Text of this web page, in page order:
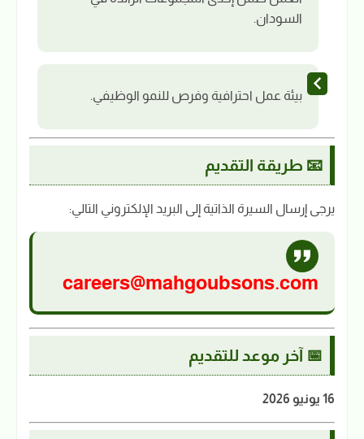
السودان.
بيئة عمل احترافية وفرص للنمو الوظيفي.
📧 طريقة التقديم
يرجى إرسال السيرة الذاتية إلى البريد الإلكتروني التالي:
careers@mahgoubsons.com
📅 آخر موعد للتقديم
16 يونيو 2026